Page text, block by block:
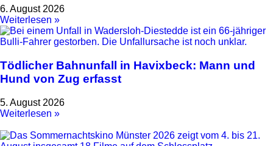
6. August 2026
Weiterlesen »
Tödlicher Bahnunfall in Havixbeck: Mann und
Hund von Zug erfasst
5. August 2026
Weiterlesen »